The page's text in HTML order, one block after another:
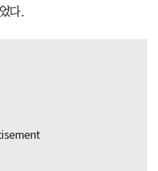
다.